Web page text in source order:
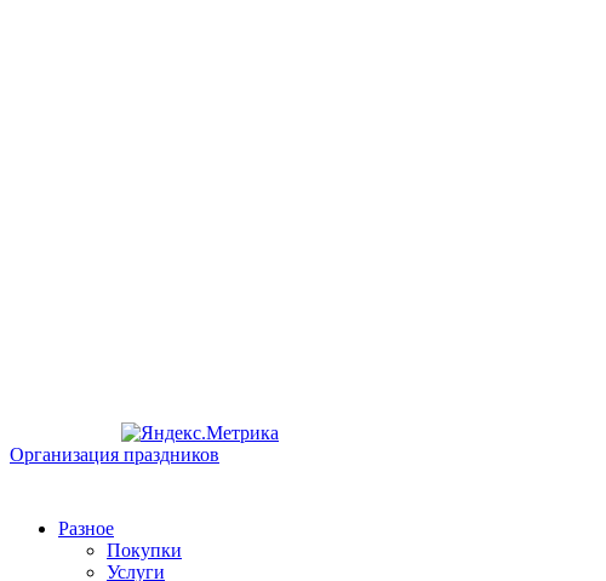
Организация праздников
Разное
Покупки
Услуги